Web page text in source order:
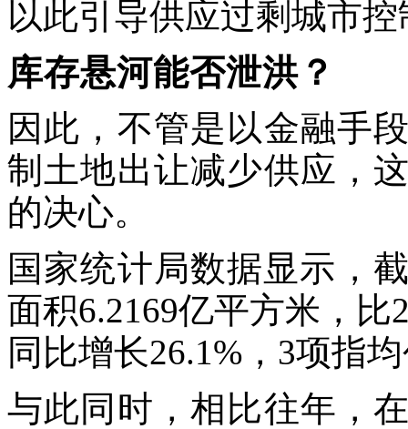
以此引导供应过剩城市
库存悬河能否泄洪？
因此，不管是以金融手
制土地出让减少供应，
的决心。
国家统计局数据显示，
面积6.2169亿平方米，比
同比增长26.1%，3项指
与此同时，相比往年，